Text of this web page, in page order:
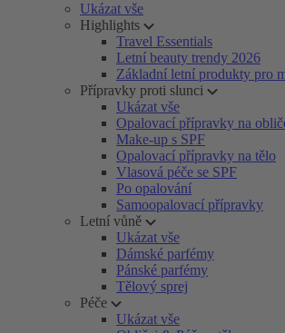
Ukázat vše
Highlights
Travel Essentials
Letní beauty trendy 2026
Základní letní produkty pro
Přípravky proti slunci
Ukázat vše
Opalovací přípravky na
Make-up s SPF
Opalovací přípravky na tělo
Vlasová péče se SPF
Po opalování
Samoopalovací přípravky
Letní vůně
Ukázat vše
Dámské parfémy
Pánské parfémy
Tělový sprej
Péče
Ukázat vše